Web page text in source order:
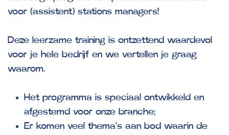
voor (assistent) stations managers!
Deze leerzame training is ontzettend waardevol
voor je hele bedrijf en we vertellen je graag
waarom.
Het programma is speciaal ontwikkeld en
afgestemd voor onze branche;
Er komen veel thema’s aan bod waarin de